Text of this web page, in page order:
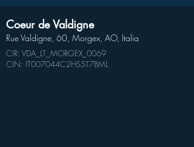
Coeur de Valdigne
Rue Valdigne, 60, Morgex, AO, Italia
CIR: VDA_LT_MORGEX_0069
CIN: IT007044C2HS5T7BML